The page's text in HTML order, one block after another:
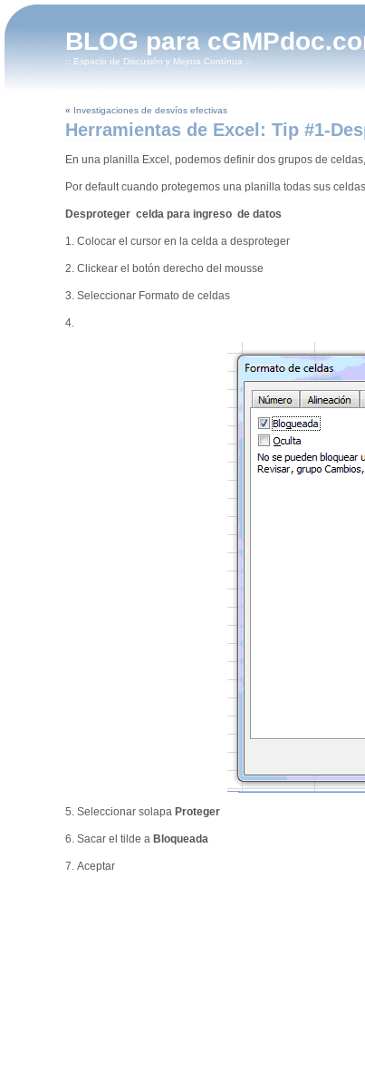
BLOG para
:: Espacio de Discusión y Mejora Contínua ::
« Investigaciones de desvíos efectivas
Herramientas de Excel: Tip #1-
En una planilla Excel, podemos definir dos grupos de
Por default cuando protegemos una planilla todas sus
Desproteger celda para ingreso de datos
1. Colocar el cursor en la celda a desproteger
2. Clickear el botón derecho del mousse
3. Seleccionar Formato de celdas
4.
5. Seleccionar solapa Proteger
6. Sacar el tilde a Bloqueada
7. Aceptar